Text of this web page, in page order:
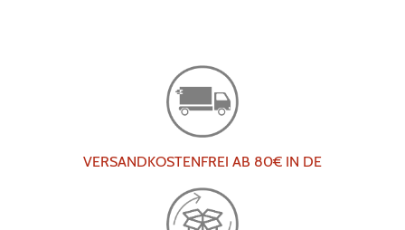
VERSANDKOSTENFREI AB 80€ IN DE